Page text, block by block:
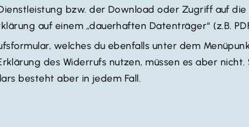
bzw. der Download oder Zugriff auf
auf einem „dauerhaften Datenträger“ (z.B.
welches du ebenfalls unter dem
des Widerrufs nutzen, müssen es aber
besteht aber in jedem Fall.